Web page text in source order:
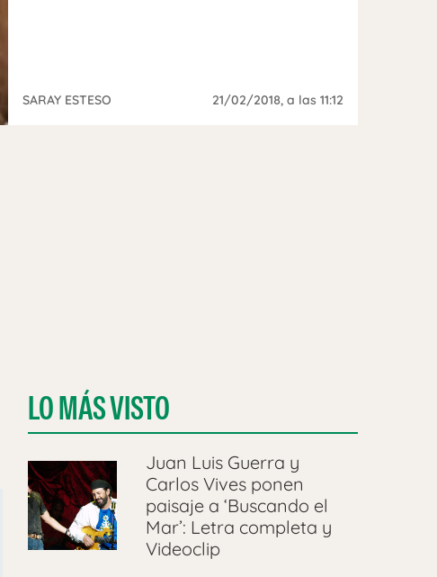
SARAY ESTESO 21/02/2018, a las 11:12
LO MÁS VISTO
Juan Luis Guerra y
Carlos Vives ponen
paisaje a ‘Buscando el
Mar’: Letra completa y
Videoclip